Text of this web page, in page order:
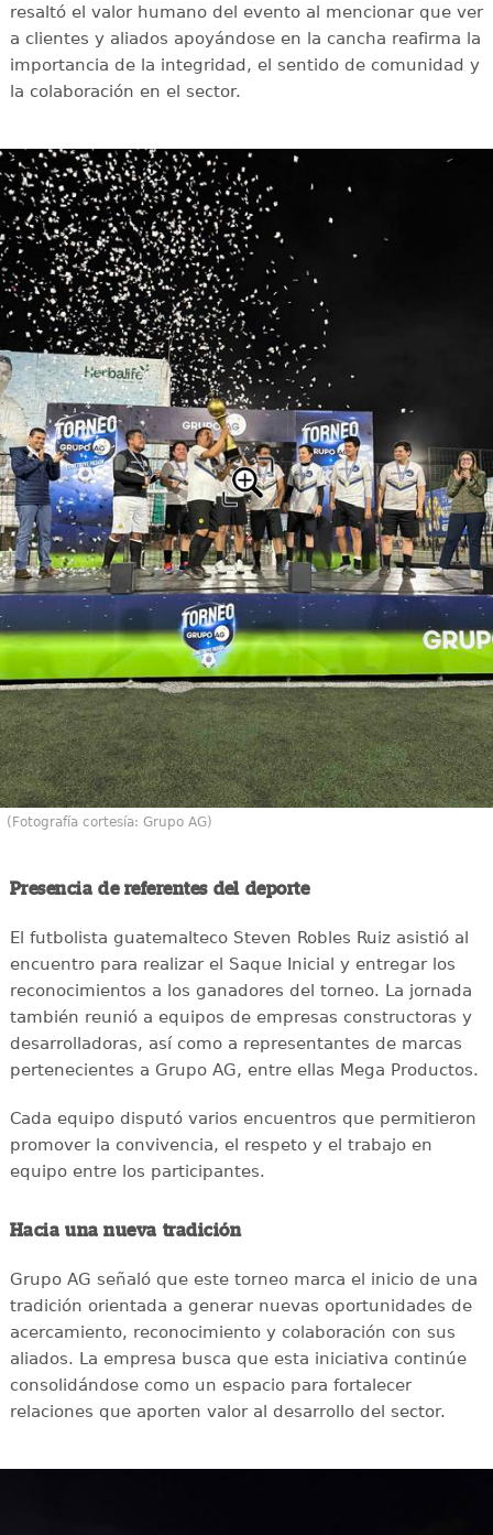
resaltó el valor humano del evento al mencionar que ver
a clientes y aliados apoyándose en la cancha reafirma la
importancia de la integridad, el sentido de comunidad y
la colaboración en el sector.
(Fotografía cortesía: Grupo AG)
Presencia de referentes del deporte
El futbolista guatemalteco Steven Robles Ruiz asistió al
encuentro para realizar el Saque Inicial y entregar los
reconocimientos a los ganadores del torneo. La jornada
también reunió a equipos de empresas constructoras y
desarrolladoras, así como a representantes de marcas
pertenecientes a Grupo AG, entre ellas Mega Productos.
Cada equipo disputó varios encuentros que permitieron
promover la convivencia, el respeto y el trabajo en
equipo entre los participantes.
Hacia una nueva tradición
Grupo AG señaló que este torneo marca el inicio de una
tradición orientada a generar nuevas oportunidades de
acercamiento, reconocimiento y colaboración con sus
aliados. La empresa busca que esta iniciativa continúe
consolidándose como un espacio para fortalecer
relaciones que aporten valor al desarrollo del sector.